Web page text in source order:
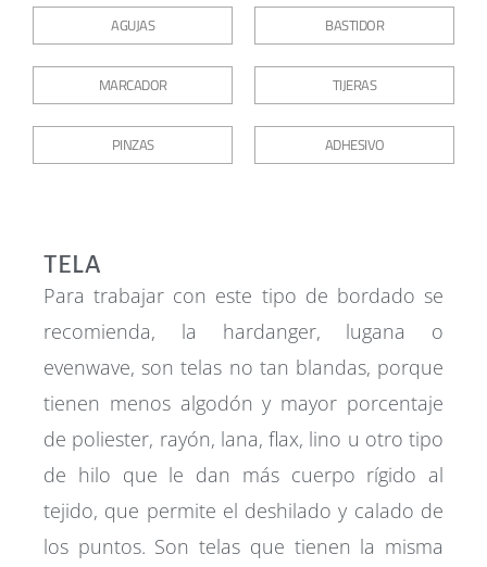
AGUJAS BASTIDOR
MARCADOR TIJERAS
PINZAS ADHESIVO
TELA
Para trabajar con este tipo de bordado se
recomienda, la hardanger, lugana o
evenwave, son telas no tan blandas, porque
tienen menos algodón y mayor porcentaje
de poliester, rayón, lana, flax, lino u otro tipo
de hilo que le dan más cuerpo rígido al
tejido, que permite el deshilado y calado de
los puntos. Son telas que tienen la misma